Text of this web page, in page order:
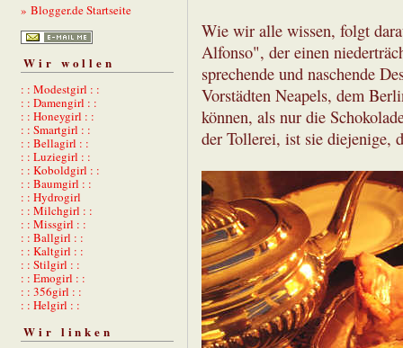
» Blogger.de Startseite
Wir wollen
: : Modestgirl : :
: : Damengirl : :
: : Honeygirl : :
: : Smartgirl : :
: : Bellagirl : :
: : Luziegirl : :
: : Koboldgirl : :
: : Baumgirl : :
: : Hydrogirl
: : Milchgirl : :
: : Missgirl : :
: : Ballgirl : :
: : Kaltgirl : :
: : Stilgirl : :
: : Emogirl : :
: : 356girl : :
: : Helgirl : :
Wir linken
Wie wir alle wissen, folgt
Alfonso", der einen
sprechende und naschende
Vorstädten Neapels, dem
können, als nur die
der Tollerei, ist sie diejenige,